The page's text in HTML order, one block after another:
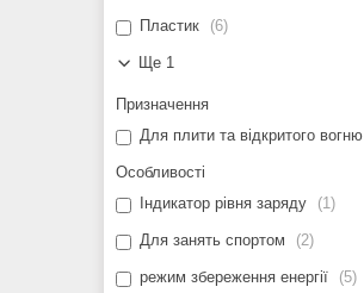
Пластик 6
Ще 1
Призначення
Для плити та відкритого вогню
Особливості
Індикатор рівня заряду
1
Для занять спортом 2
режим збереження енергії 5